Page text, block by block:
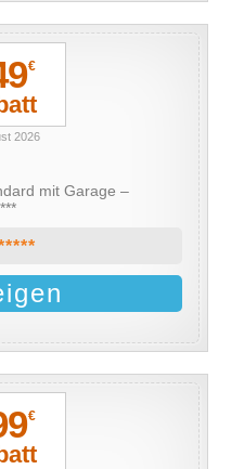
€
2026
mit Garage –
€